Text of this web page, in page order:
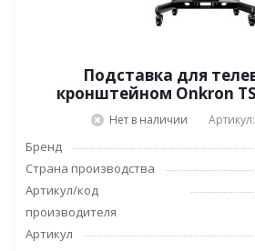
Подставка для
кронштейном Onkron
Нет в наличии
Бренд
Страна производства
Артикул/код
производителя
Артикул